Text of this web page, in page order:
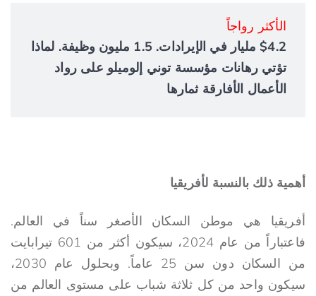
الأكثر رواجاً
$4.2 مليار في الإيرادات. 1.5 مليون وظيفة. لماذا
تؤتي رهانات مؤسسة توني إلوميلو على رواد
الأعمال الأفارقة ثمارها
أهمية ذلك بالنسبة لأفريقيا
أفريقيا هي موطن السكان الأصغر سناً في العالم.
فاعتباراً من عام 2024، سيكون أكثر من 601 تيرابايت
من السكان دون سن 25 عاماً. وبحلول عام 2030،
سيكون واحد من كل ثلاثة شباب على مستوى العالم من